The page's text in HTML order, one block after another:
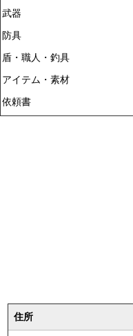
武器
防具
盾・職人・釣具
アイテム・素材
依頼書
住所